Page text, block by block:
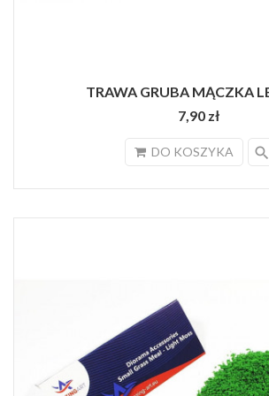
TRAWA GRUBA MĄCZKA
7,90 zł
DO KOSZYKA search